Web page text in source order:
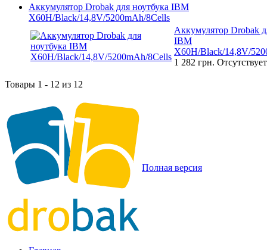
Аккумулятор Drobak для ноутбука IBM
X60H/Black/14,8V/5200mAh/8Cells
Аккумулятор Drobak
IBM
X60H/Black/14,8V/
1 282 грн. Отсутствует
Товары 1 - 12 из 12
Полная версия